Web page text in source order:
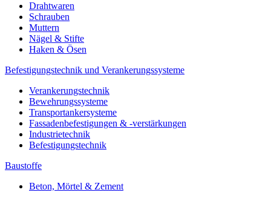
Drahtwaren
Schrauben
Muttern
Nägel & Stifte
Haken & Ösen
Befestigungstechnik und Verankerungssysteme
Verankerungstechnik
Bewehrungssysteme
Transportankersysteme
Fassadenbefestigungen & -verstärkungen
Industrietechnik
Befestigungstechnik
Baustoffe
Beton, Mörtel & Zement